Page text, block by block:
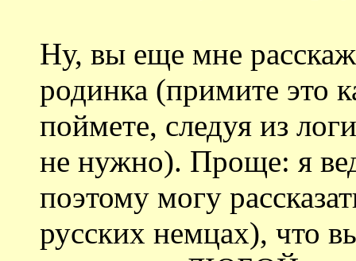
Ну, вы еще мне
родинка (примите это
поймете, следуя из
не нужно). Проще: я
поэтому могу
русских немцах), что